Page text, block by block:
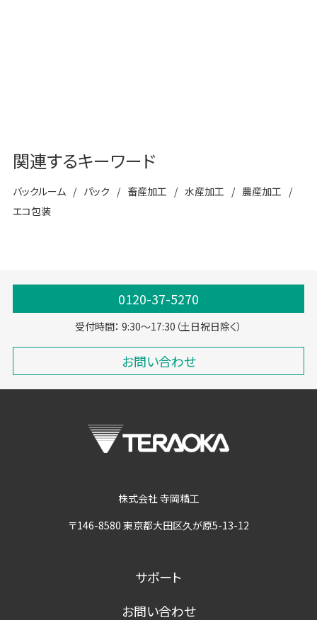
関連するキーワード
バックルーム パック 畜産加工 水産加工
農産加工
エコ包装
0120-37-5270
受付時間： 9:30～17:30（土日祝日除く）
お問い合わせ
株式会社 寺岡精工
〒146-8580 東京都大田区久が原5-13-12
サポート
お問い合わせ